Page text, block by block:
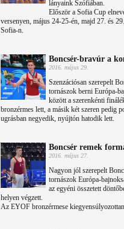
lányaink Szófiában.
Először a Sofia Cup
versenyen, május 24-25-én, majd 27. és
Sofia-n.
Boncsér-bravúr a
2016. május 29.
Szenzációsan szerepelt
tornászok berni Európa-
között a szerenkénti
bronzérmes lett, a másik két szeren pedig
ugrásban negyedik, nyújtón hatodik lett.
Boncsér remek
2016. május 27.
Nagyon jól szerepelt
tornászok Európa-
az egyéni összetett
helyen végzett.
Az EYOF bronzérmese